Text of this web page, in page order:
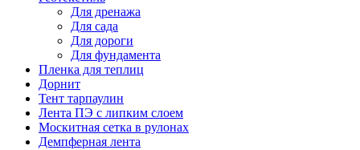
Для дренажа
Для сада
Для дороги
Для фундамента
Пленка для теплиц
Дорнит
Тент тарпаулин
Лента ПЭ с липким слоем
Москитная сетка в рулонах
Демпферная лента